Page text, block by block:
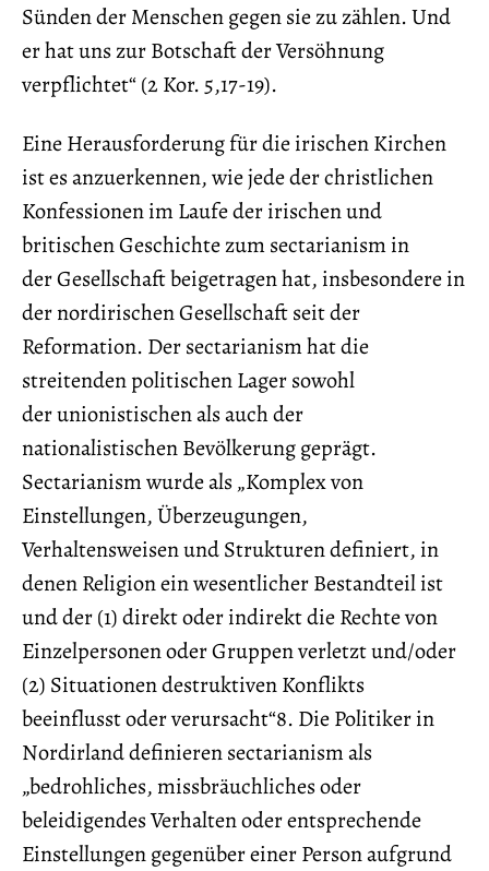
Sünden der Menschen gegen sie zu zählen. Und
er hat uns zur Botschaft der Versöhnung
verpflichtet“ (2 Kor. 5,17-19).
Eine Herausforderung für die irischen Kirchen
ist es anzuerkennen, wie jede der christlichen
Konfessionen im Laufe der irischen und
britischen Geschichte zum sectarianism in
der Gesellschaft beigetragen hat, insbesondere in
der nordirischen Gesellschaft seit der
Reformation. Der sectarianism hat die
streitenden politischen Lager sowohl
der unionistischen als auch der
nationalistischen Bevölkerung geprägt.
Sectarianism wurde als „Komplex von
Einstellungen, Überzeugungen,
Verhaltensweisen und Strukturen definiert, in
denen Religion ein wesentlicher Bestandteil ist
und der (1) direkt oder indirekt die Rechte von
Einzelpersonen oder Gruppen verletzt und/oder
(2) Situationen destruktiven Konflikts
beeinflusst oder verursacht“8. Die Politiker in
Nordirland definieren sectarianism als
„bedrohliches, missbräuchliches oder
beleidigendes Verhalten oder entsprechende
Einstellungen gegenüber einer Person aufgrund